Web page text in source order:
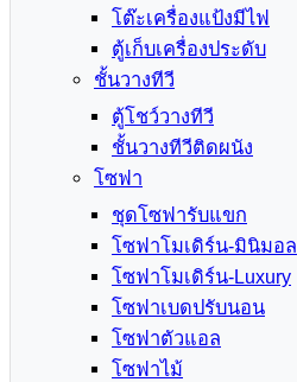
โต๊ะเครื่องแป้งมีไฟ
ตู้เก็บเครื่องประดับ
ชั้นวางทีวี
ตู้โชว์วางทีวี
ชั้นวางทีวีติดผนัง
โซฟา
ชุดโซฟารับแขก
โซฟาโมเดิร์น-มินิมอล
โซฟาโมเดิร์น-Luxury
โซฟาเบดปรับนอน
โซฟาตัวแอล
โซฟาไม้